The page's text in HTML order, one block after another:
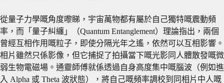
從量子力學嘅角度嚟睇，宇宙萬物都有屬於自己獨特嘅震動頻
率，而「量子糾纏」（Quantum Entanglement）理論指出，兩個
曾經互相作用嘅粒子，即使分隔光年之遙，依然可以互相影響。
相片雖然只係影像，但它捕捉了拍攝當下嘅光影同人體散發嘅微
弱生物電磁場。通靈師傅就係透過自身高度集中嘅腦波（例如進
入 Alpha 或 Theta 波狀態），將自己嘅頻率調校到同相片中人嘅